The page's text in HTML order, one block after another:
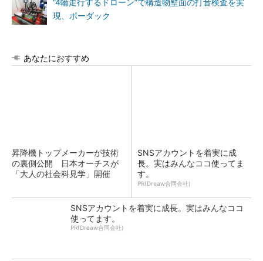
“4輪走行するドローン”で構造物壁面の打音検査を実
現、ボーダック
あなたにおすすめ
昇降機トップメーカーが技術
の裏側公開 日本オーチスが
「大人の社会科見学」開催
SNSアカウントを着実に成
長。実はみんなココ使ってま
す。
PR(Dreaw合同会社)
SNSアカウントを着実に成長。実はみんなココ
使ってます。
PR(Dreaw合同会社)